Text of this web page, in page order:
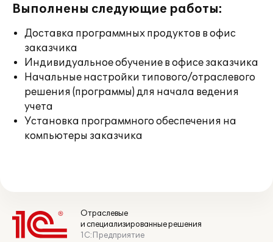
Выполнены следующие работы:
Доставка программных продуктов в офис
заказчика
Индивидуальное обучение в офисе заказчика
Начальные настройки типового/отраслевого
решения (программы) для начала ведения
учета
Установка программного обеспечения на
компьютеры заказчика
Отраслевые
и специализированные решения
1С:Предприятие